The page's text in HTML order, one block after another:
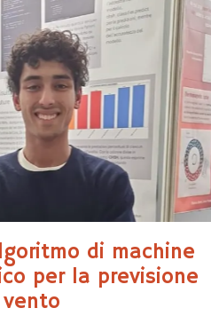
di machine
per la previsione